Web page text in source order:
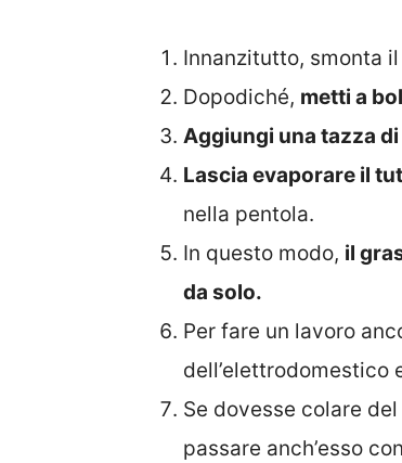
Innanzitutto, smonta
Dopodiché, metti a
Aggiungi una tazza
Lascia evaporare il
nella pentola.
In questo modo, il
da solo.
Per fare un lavoro
dell’elettrodomestico
Se dovesse colare
passare anch’esso